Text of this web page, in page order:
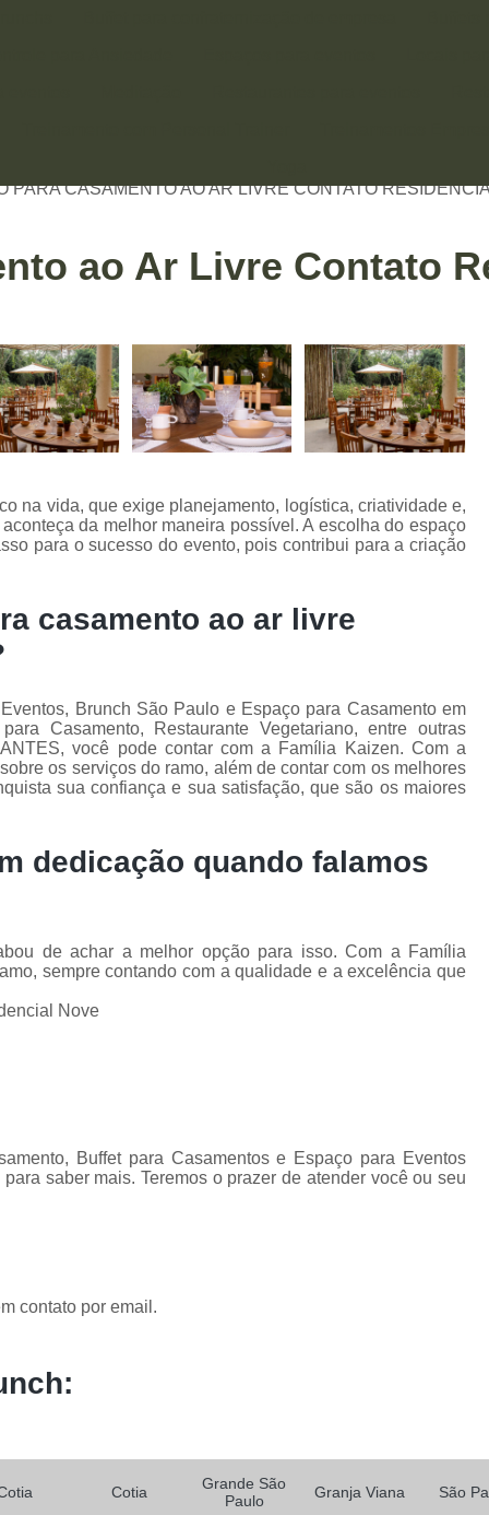
PARA CASAMENTO AO AR LIVRE CONTATO
ao Ar Livre Contato
na vida, que exige planejamento, logística, criatividade e,
da melhor maneira possível. A escolha do espaço
para o sucesso do evento, pois contribui para a criação
casamento ao ar livre
Brunch São Paulo e Espaço para Casamento em
Casamento, Restaurante Vegetariano, entre outras
você pode contar com a Família Kaizen. Com a
os serviços do ramo, além de contar com os melhores
sua confiança e sua satisfação, que são os maiores
dedicação quando falamos
de achar a melhor opção para isso. Com a Família
sempre contando com a qualidade e a excelência que
Buffet para Casamentos e Espaço para Eventos
saber mais. Teremos o prazer de atender você ou seu
contato por email.
Cotia
Grande São
Paulo
Granja Viana São